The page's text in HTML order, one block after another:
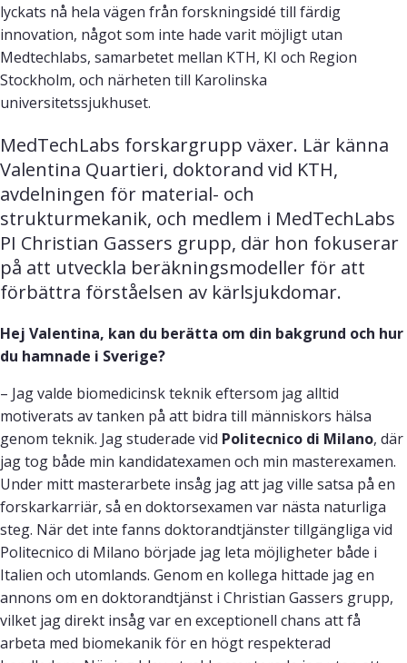
lyckats nå hela vägen från forskningsidé till färdig
innovation, något som inte hade varit möjligt utan
Medtechlabs, samarbetet mellan KTH, KI och Region
Stockholm, och närheten till Karolinska
universitetssjukhuset.
MedTechLabs forskargrupp växer. Lär känna
Valentina Quartieri, doktorand vid KTH,
avdelningen för material- och
strukturmekanik, och medlem i MedTechLabs
PI Christian Gassers grupp, där hon fokuserar
på att utveckla beräkningsmodeller för att
förbättra förståelsen av kärlsjukdomar.
Hej Valentina, kan du berätta om din bakgrund och hur
du hamnade i Sverige?
– Jag valde biomedicinsk teknik eftersom jag alltid
motiverats av tanken på att bidra till människors hälsa
genom teknik. Jag studerade vid Politecnico di Milano, där
jag tog både min kandidatexamen och min masterexamen.
Under mitt masterarbete insåg jag att jag ville satsa på en
forskarkarriär, så en doktorsexamen var nästa naturliga
steg. När det inte fanns doktorandtjänster tillgängliga vid
Politecnico di Milano började jag leta möjligheter både i
Italien och utomlands. Genom en kollega hittade jag en
annons om en doktorandtjänst i Christian Gassers grupp,
vilket jag direkt insåg var en exceptionell chans att få
arbeta med biomekanik för en högt respekterad